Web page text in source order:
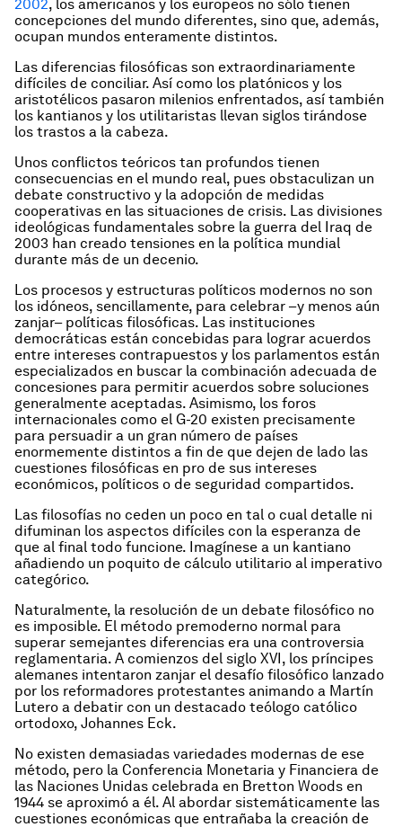
2002, los americanos y los europeos no sólo tienen
concepciones del mundo diferentes, sino que, además,
ocupan mundos enteramente distintos.
Las diferencias filosóficas son extraordinariamente
difíciles de conciliar. Así como los platónicos y los
aristotélicos pasaron milenios enfrentados, así también
los kantianos y los utilitaristas llevan siglos tirándose
los trastos a la cabeza.
Unos conflictos teóricos tan profundos tienen
consecuencias en el mundo real, pues obstaculizan un
debate constructivo y la adopción de medidas
cooperativas en las situaciones de crisis. Las divisiones
ideológicas fundamentales sobre la guerra del Iraq de
2003 han creado tensiones en la política mundial
durante más de un decenio.
Los procesos y estructuras políticos modernos no son
los idóneos, sencillamente, para celebrar –y menos aún
zanjar– políticas filosóficas. Las instituciones
democráticas están concebidas para lograr acuerdos
entre intereses contrapuestos y los parlamentos están
especializados en buscar la combinación adecuada de
concesiones para permitir acuerdos sobre soluciones
generalmente aceptadas. Asimismo, los foros
internacionales como el G-20 existen precisamente
para persuadir a un gran número de países
enormemente distintos a fin de que dejen de lado las
cuestiones filosóficas en pro de sus intereses
económicos, políticos o de seguridad compartidos.
Las filosofías no ceden un poco en tal o cual detalle ni
difuminan los aspectos difíciles con la esperanza de
que al final todo funcione. Imagínese a un kantiano
añadiendo un poquito de cálculo utilitario al imperativo
categórico.
Naturalmente, la resolución de un debate filosófico no
es imposible. El método premoderno normal para
superar semejantes diferencias era una controversia
reglamentaria. A comienzos del siglo XVI, los príncipes
alemanes intentaron zanjar el desafío filosófico lanzado
por los reformadores protestantes animando a Martín
Lutero a debatir con un destacado teólogo católico
ortodoxo, Johannes Eck.
No existen demasiadas variedades modernas de ese
método, pero la Conferencia Monetaria y Financiera de
las Naciones Unidas celebrada en Bretton Woods en
1944 se aproximó a él. Al abordar sistemáticamente las
cuestiones económicas que entrañaba la creación de